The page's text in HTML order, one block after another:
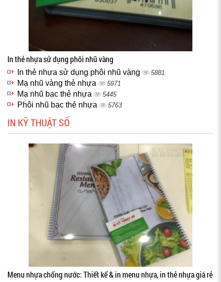
In thẻ nhựa sử dụng phôi nhũ vàng
In thẻ nhựa sử dụng phôi nhũ vàng 5881
Mạ nhũ vàng thẻ nhựa 5971
Mạ nhũ bạc thẻ nhựa 5445
Phôi nhũ bạc thẻ nhựa 5763
IN KỸ THUẬT SỐ
Menu nhựa chống nước: Thiết kế & in menu nhựa, in thẻ nhựa giá rẻ